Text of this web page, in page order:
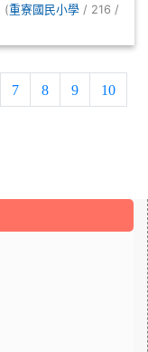
(重寮國民小學 / 216 /
7 8 9 10